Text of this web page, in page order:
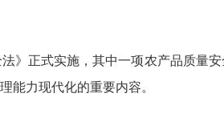
》正式实施，其中一项农产品质量
能力现代化的重要内容。